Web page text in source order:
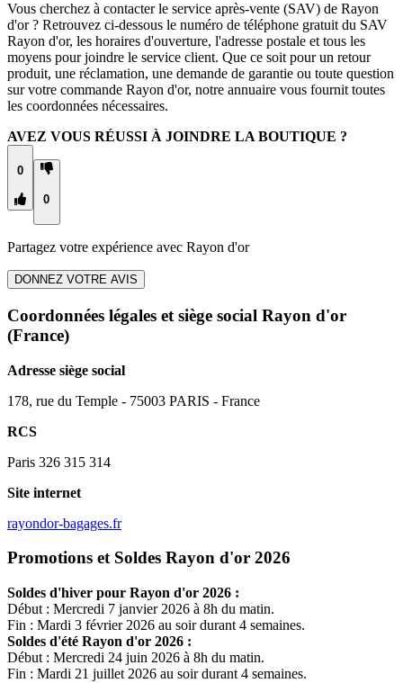
Vous cherchez à contacter le service après-vente (SAV) de Rayon
d'or ? Retrouvez ci-dessous le numéro de téléphone gratuit du SAV
Rayon d'or, les horaires d'ouverture, l'adresse postale et tous les
moyens pour joindre le service client. Que ce soit pour un retour
produit, une réclamation, une demande de garantie ou toute question
sur votre commande Rayon d'or, notre annuaire vous fournit toutes
les coordonnées nécessaires.
AVEZ VOUS RÉUSSI À JOINDRE LA BOUTIQUE ?
0
0
Partagez votre expérience avec Rayon d'or
DONNEZ VOTRE AVIS
Coordonnées légales et siège social Rayon d'or
(France)
Adresse siège social
178, rue du Temple - 75003 PARIS - France
RCS
Paris 326 315 314
Site internet
rayondor-bagages.fr
Promotions et Soldes Rayon d'or 2026
Soldes d'hiver pour Rayon d'or 2026 :
Début : Mercredi 7 janvier 2026 à 8h du matin.
Fin : Mardi 3 février 2026 au soir durant 4 semaines.
Soldes d'été Rayon d'or 2026 :
Début : Mercredi 24 juin 2026 à 8h du matin.
Fin : Mardi 21 juillet 2026 au soir durant 4 semaines.